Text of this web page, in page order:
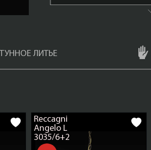
Цвет арматуры
Плафоны
ЛИТЬЕ
Reccagni
Angelo L
3035/6+2